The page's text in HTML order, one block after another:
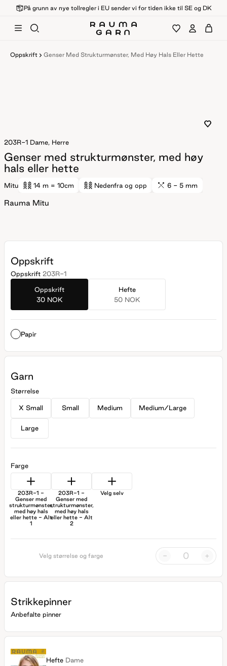
På grunn av nye tollregler i EU sender vi for tiden ikke til SE og DK
Oppskrift Genser Med Strukturmønster, Med Høy Hals Eller Hette
203R-1 Dame, Herre
Genser med strukturmønster, med høy
hals eller hette
Mitu 14 m = 10cm Nedenfra og opp 6 - 5 mm
Rauma Mitu
Oppskrift
Oppskrift 203R-1
Oppskrift
30 NOK
Hefte
50 NOK
Papir
Garn
Størrelse
X Small Small Medium Medium/Large
Large
Farge
203R-1 -
Genser med
strukturmønster,
med høy hals
eller hette - Alt
1
203R-1 -
Genser med
strukturmønster,
med høy hals
eller hette - Alt
2
Velg selv
Velg størrelse og farge - +
Strikkepinner
Anbefalte pinner
Hefte Dame